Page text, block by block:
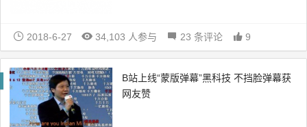
2018-6-27 34,103 人参与 23 条评论 9
B站上线“蒙版弹幕”黑科技 不挡脸弹幕获
网友赞